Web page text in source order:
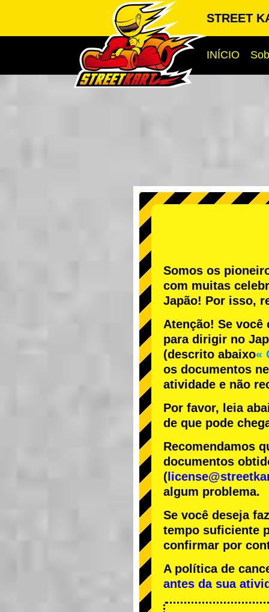
STREET
INÍCIO
Somos os
com muitas
Japão! Por isso,
Atenção! Se
para dirigir no
(descrito abaixo«
os documentos
atividade e não
Por favor, leia
de que pode
Recomendamos
documentos
(
algum problema.
Se você deseja
tempo suficiente
confirmar por
A política de
antes da sua